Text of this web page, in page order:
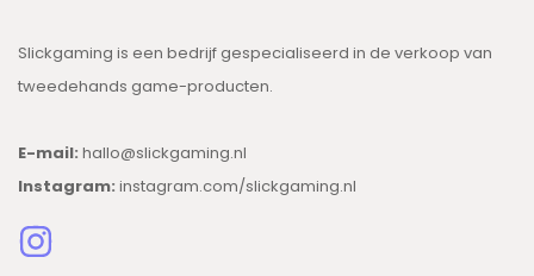
Slickgaming is een bedrijf gespecialiseerd in de verkoop van
tweedehands game-producten.
E-mail: hallo@slickgaming.nl
Instagram: instagram.com/slickgaming.nl